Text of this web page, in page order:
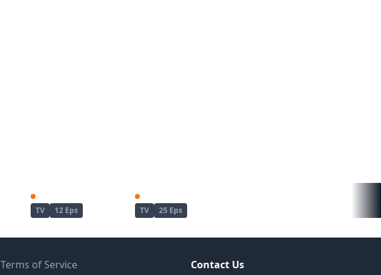
TV 12 Eps TV 25 Eps
Terms of Service Contact Us